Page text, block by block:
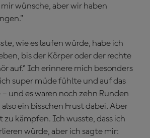
wünsche, aber wir haben
wie es laufen würde, habe ich
bis der Körper oder der rechte
auf.‘' Ich erinnere mich besonders
super müde fühlte und auf das
und es waren noch zehn Runden
ein bisschen Frust dabei. Aber
zu kämpfen. Ich wusste, dass ich
würde, aber ich sagte mir: